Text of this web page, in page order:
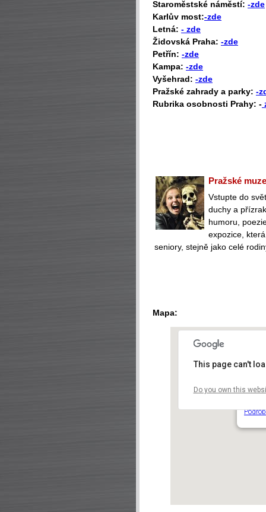
Staroměstské náměstí: -zde
Karlův most:-zde
Letná: - zde
Židovská Praha: -zde
Petřín: -zde
Kampa: -zde
Vyšehrad: -zde
Pražské zahrady a parky: -
Rubrika osobnosti Prahy: -
Pražské
Vstupte do
duchy a
humoru,
expozice,
seniory, stejně jako celé
Mapa:
This page can't
Do you own this